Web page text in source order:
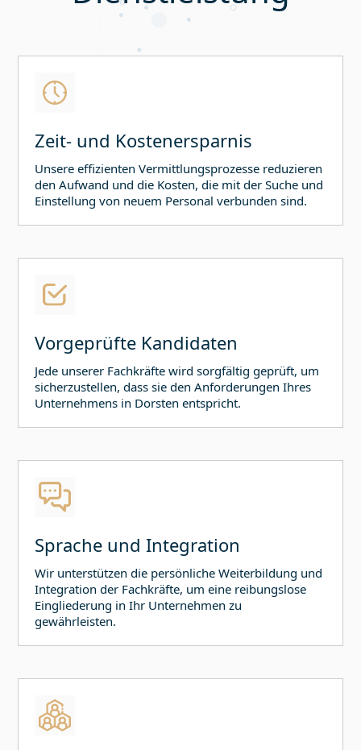
Zeit- und Kostenersparnis
Unsere effizienten Vermittlungsprozesse reduzieren
den Aufwand und die Kosten, die mit der Suche und
Einstellung von neuem Personal verbunden sind.
Vorgeprüfte Kandidaten
Jede unserer Fachkräfte wird sorgfältig geprüft, um
sicherzustellen, dass sie den Anforderungen Ihres
Unternehmens in Dorsten entspricht.
Sprache und Integration
Wir unterstützen die persönliche Weiterbildung und
Integration der Fachkräfte, um eine reibungslose
Eingliederung in Ihr Unternehmen zu
gewährleisten.